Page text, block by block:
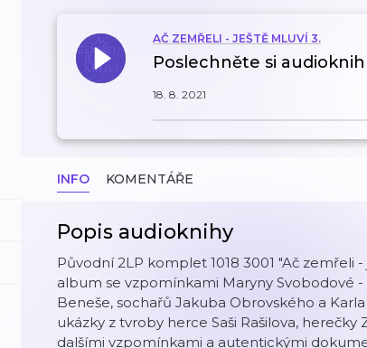
AČ ZEMŘELI - JEŠTĚ MLUVÍ 3.
Poslechněte si
18. 8. 2021
INFO KOMENTÁŘE
Popis audioknihy
Původní 2LP komplet 1018 3001 "Ač zemřeli
album se vzpomínkami Maryny Svobodové
Beneše, sochařů Jakuba Obrovského a
ukázky z tvroby herce Saši Rašilova,
dalšími vzpomínkami a autentickými